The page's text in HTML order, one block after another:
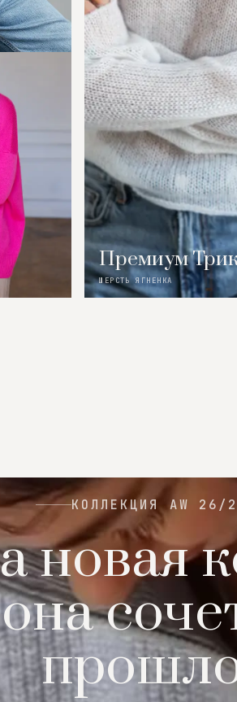
Премиум
ШЕРСТЬ ЯГНЕНКА
КОЛЛЕКЦИЯ AW 26/
новая